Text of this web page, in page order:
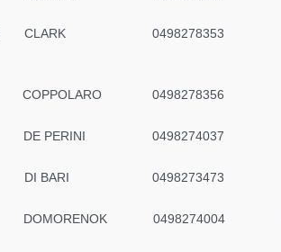
CLARK 0498278353
COPPOLARO 0498278356
DE PERINI 0498274037
DI BARI 0498273473
DOMORENOK 0498274004